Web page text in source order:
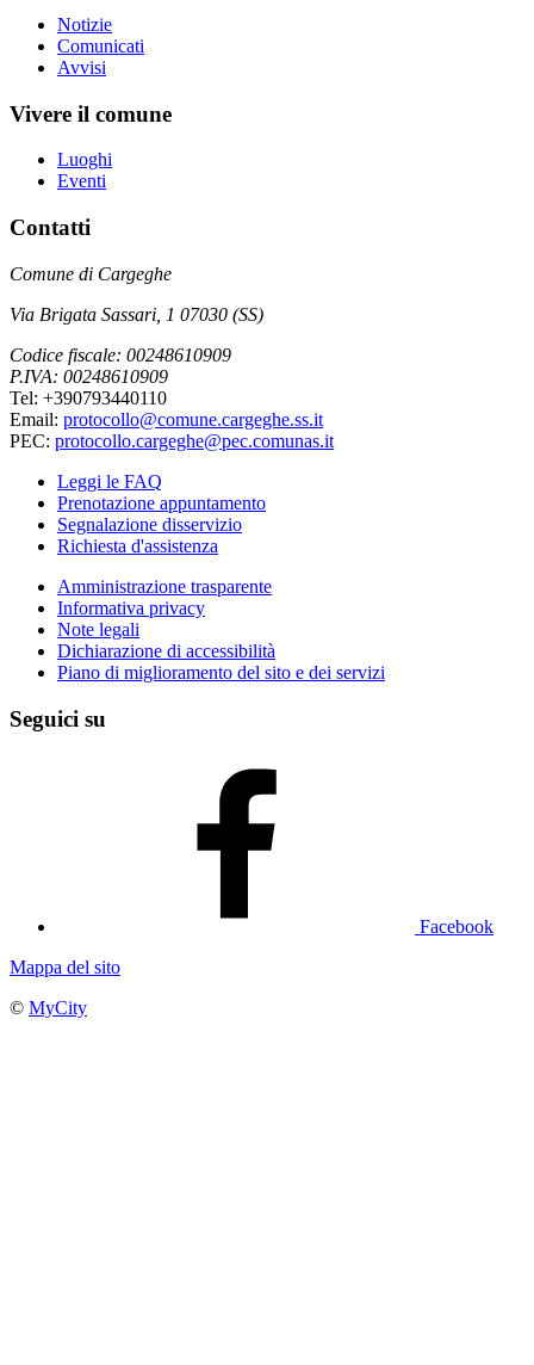
Notizie
Comunicati
Avvisi
Vivere il comune
Luoghi
Eventi
Contatti
Comune di Cargeghe
Via Brigata Sassari, 1 07030 (SS)
Codice fiscale: 00248610909
P.IVA: 00248610909
Tel: +390793440110
Email: protocollo@comune.cargeghe.ss.it
PEC: protocollo.cargeghe@pec.comunas.it
Leggi le FAQ
Prenotazione appuntamento
Segnalazione disservizio
Richiesta d'assistenza
Amministrazione trasparente
Informativa privacy
Note legali
Dichiarazione di accessibilità
Piano di miglioramento del sito e dei servizi
Seguici su
Facebook
Mappa del sito
© MyCity